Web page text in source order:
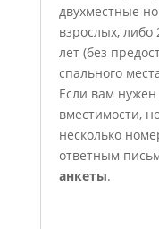
двухместные
взрослых, либо
лет (без
спального
Если вам
вместимости,
несколько
ответным
анкеты.